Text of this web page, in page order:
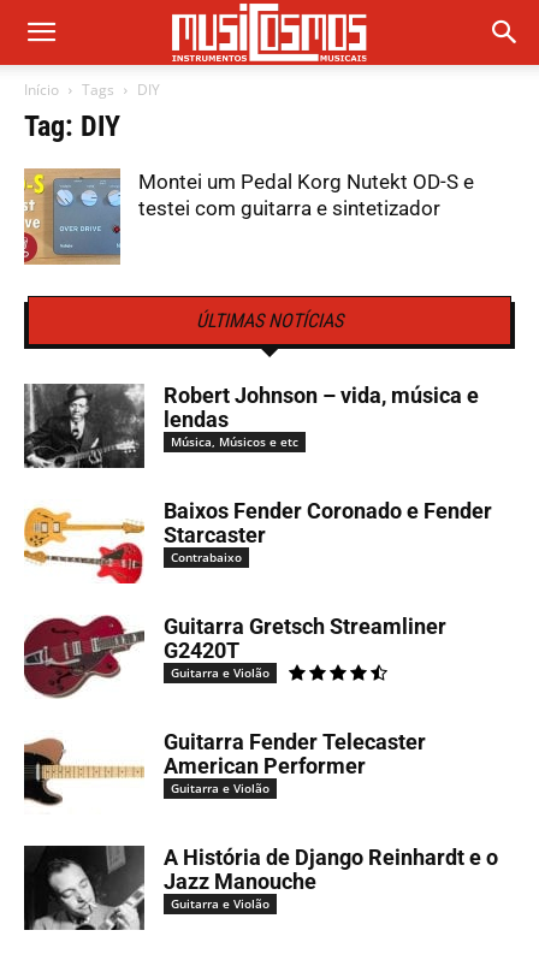
Início Tags DIY
Tag: DIY
Montei um Pedal Korg Nutekt OD-S e
testei com guitarra e sintetizador
ÚLTIMAS NOTÍCIAS
Robert Johnson – vida, música e
lendas
Música, Músicos e etc
Baixos Fender Coronado e Fender
Starcaster
Contrabaixo
Guitarra Gretsch Streamliner
G2420T
Guitarra e Violão
Guitarra Fender Telecaster
American Performer
Guitarra e Violão
A História de Django Reinhardt e o
Jazz Manouche
Guitarra e Violão